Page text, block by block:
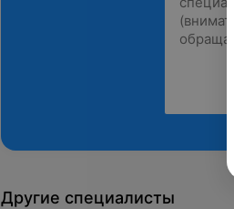
Другие специалисты